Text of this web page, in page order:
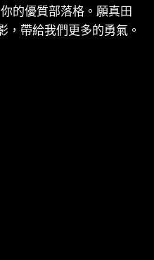
的優質部落格。願真田
，帶給我們更多的勇氣。